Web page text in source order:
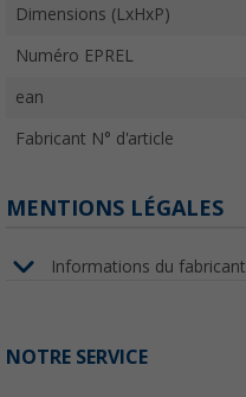
Dimensions (LxHxP)
Numéro EPREL
ean
Fabricant N° d'article
MENTIONS LÉGALES
Informations du fabricant
NOTRE SERVICE